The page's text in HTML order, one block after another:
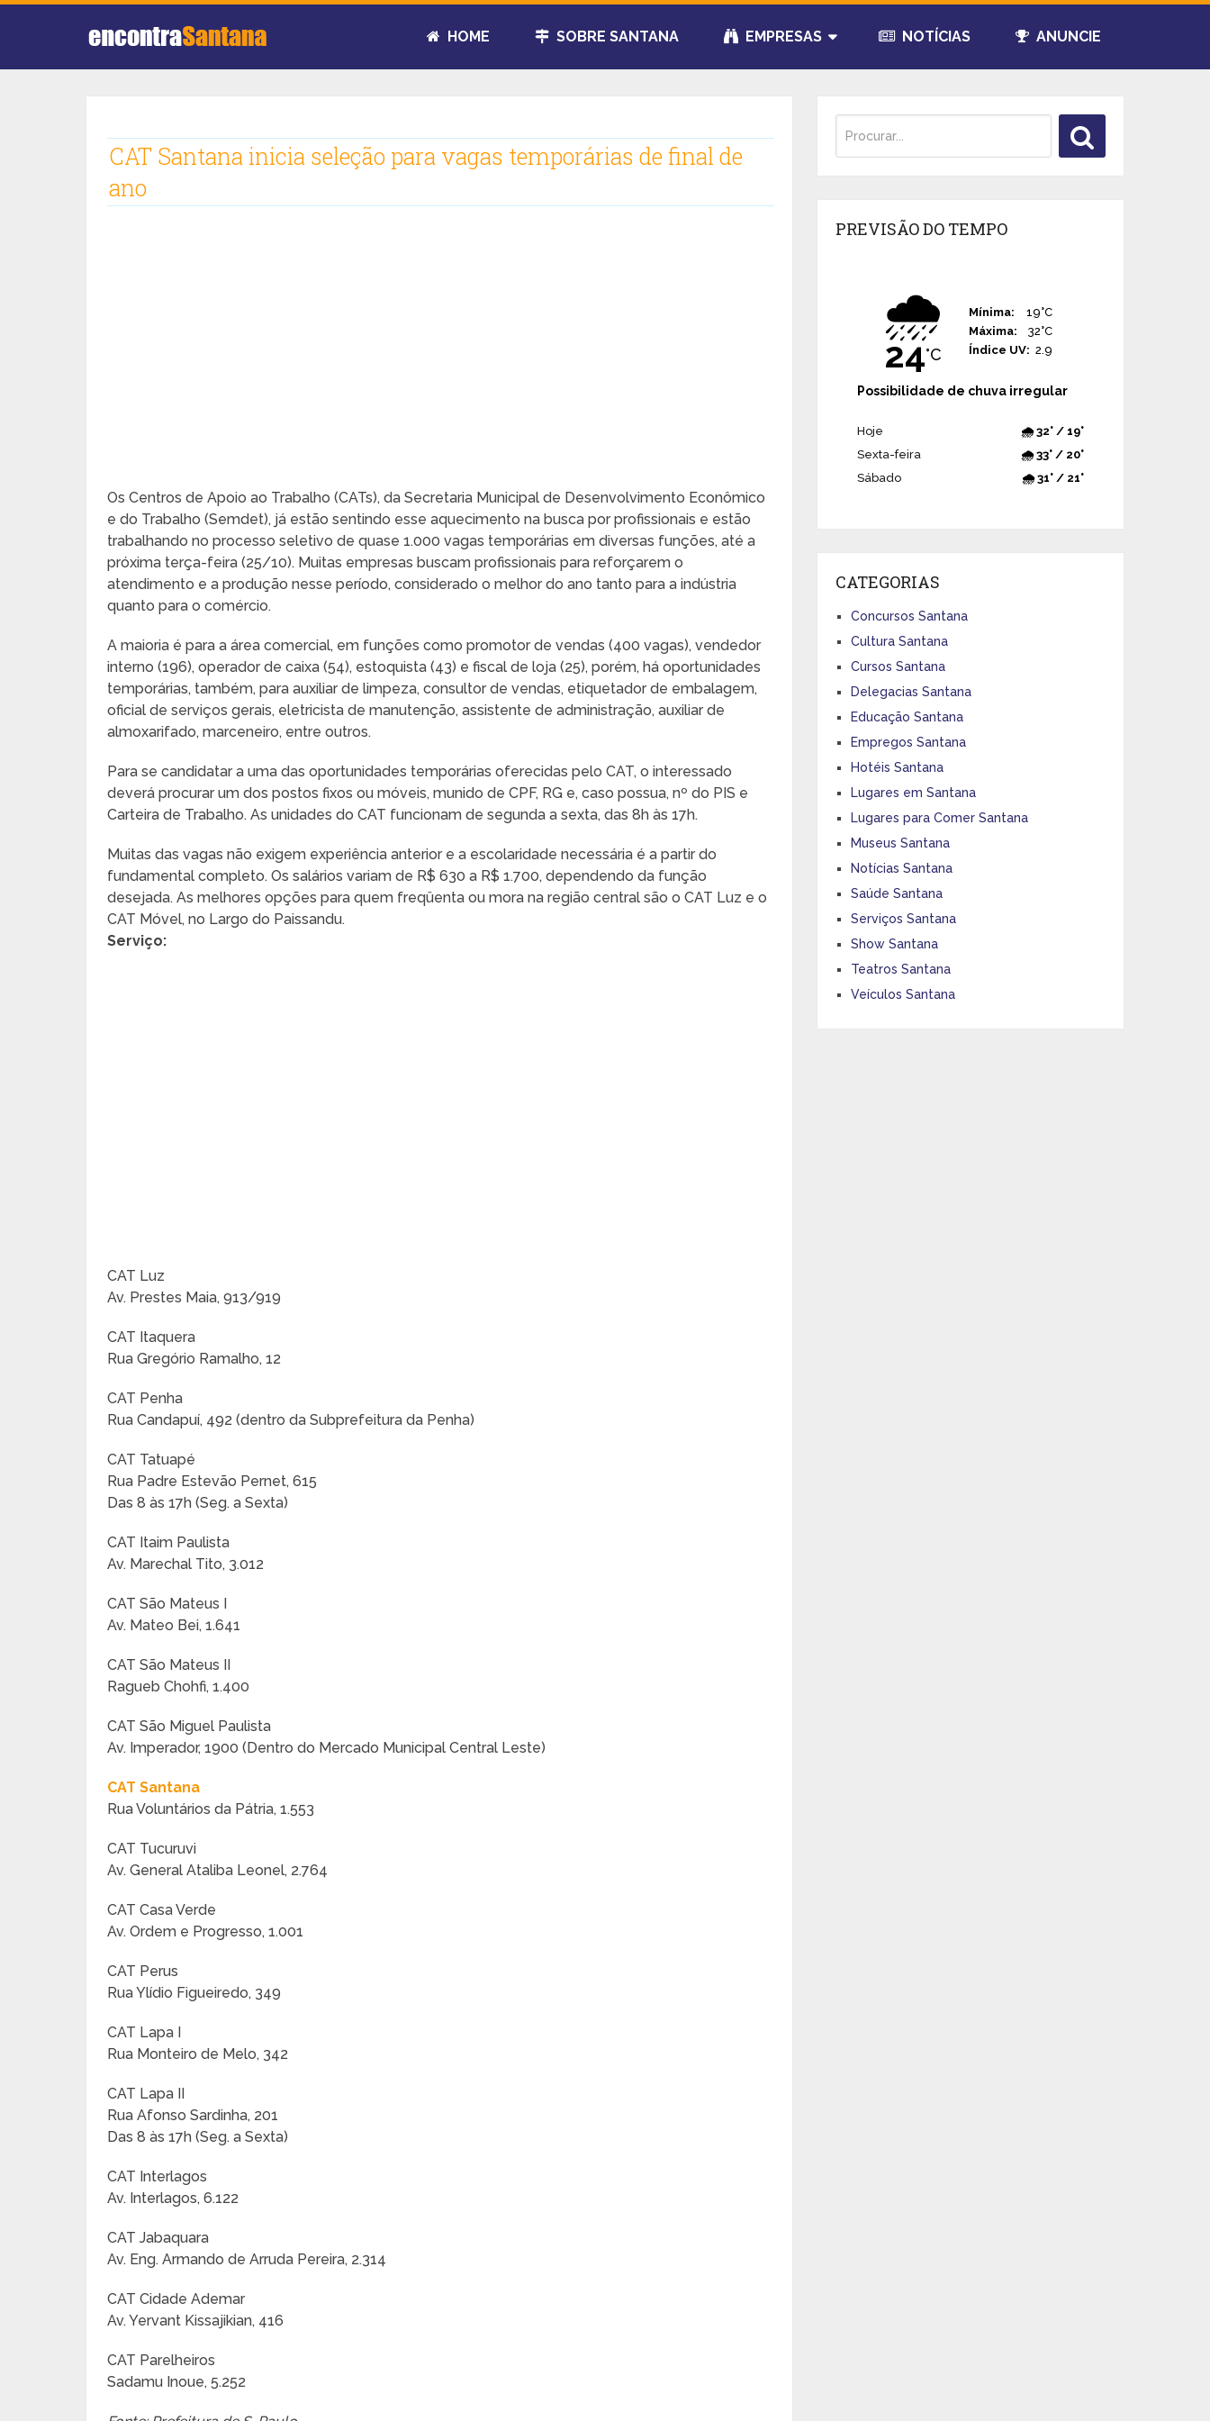
HOME SOBRE SANTANA EMPRESAS NOTÍCIAS ANUNCIE
CAT Santana inicia seleção para vagas temporárias de final de
ano
Os Centros de Apoio ao Trabalho (CATs), da Secretaria Municipal de Desenvolvimento Econômico
e do Trabalho (Semdet), já estão sentindo esse aquecimento na busca por profissionais e estão
trabalhando no processo seletivo de quase 1.000 vagas temporárias em diversas funções, até a
próxima terça-feira (25/10). Muitas empresas buscam profissionais para reforçarem o
atendimento e a produção nesse período, considerado o melhor do ano tanto para a indústria
quanto para o comércio.
A maioria é para a área comercial, em funções como promotor de vendas (400 vagas), vendedor
interno (196), operador de caixa (54), estoquista (43) e fiscal de loja (25), porém, há oportunidades
temporárias, também, para auxiliar de limpeza, consultor de vendas, etiquetador de embalagem,
oficial de serviços gerais, eletricista de manutenção, assistente de administração, auxiliar de
almoxarifado, marceneiro, entre outros.
Para se candidatar a uma das oportunidades temporárias oferecidas pelo CAT, o interessado
deverá procurar um dos postos fixos ou móveis, munido de CPF, RG e, caso possua, nº do PIS e
Carteira de Trabalho. As unidades do CAT funcionam de segunda a sexta, das 8h às 17h.
Muitas das vagas não exigem experiência anterior e a escolaridade necessária é a partir do
fundamental completo. Os salários variam de R$ 630 a R$ 1.700, dependendo da função
desejada. As melhores opções para quem freqüenta ou mora na região central são o CAT Luz e o
CAT Móvel, no Largo do Paissandu.
Serviço:
CAT Luz
Av. Prestes Maia, 913/919
CAT Itaquera
Rua Gregório Ramalho, 12
CAT Penha
Rua Candapuí, 492 (dentro da Subprefeitura da Penha)
CAT Tatuapé
Rua Padre Estevão Pernet, 615
Das 8 às 17h (Seg. a Sexta)
CAT Itaim Paulista
Av. Marechal Tito, 3.012
CAT São Mateus I
Av. Mateo Bei, 1.641
CAT São Mateus II
Ragueb Chohfi, 1.400
CAT São Miguel Paulista
Av. Imperador, 1900 (Dentro do Mercado Municipal Central Leste)
CAT Santana
Rua Voluntários da Pátria, 1.553
CAT Tucuruvi
Av. General Ataliba Leonel, 2.764
CAT Casa Verde
Av. Ordem e Progresso, 1.001
CAT Perus
Rua Ylídio Figueiredo, 349
CAT Lapa I
Rua Monteiro de Melo, 342
CAT Lapa II
Rua Afonso Sardinha, 201
Das 8 às 17h (Seg. a Sexta)
CAT Interlagos
Av. Interlagos, 6.122
CAT Jabaquara
Av. Eng. Armando de Arruda Pereira, 2.314
CAT Cidade Ademar
Av. Yervant Kissajikian, 416
CAT Parelheiros
Sadamu Inoue, 5.252
PREVISÃO DO TEMPO
🌧️
24°C
Mínima:
19°C
Máxima:
32°C
Índice UV: 2.9
Possibilidade de chuva irregular
Hoje
🌧️ 32° / 19°
Sexta-feira
🌧️ 33° / 20°
Sábado
🌧️ 31° / 21°
CATEGORIAS
Concursos Santana
Cultura Santana
Cursos Santana
Delegacias Santana
Educação Santana
Empregos Santana
Hotéis Santana
Lugares em Santana
Lugares para Comer Santana
Museus Santana
Notícias Santana
Saúde Santana
Serviços Santana
Show Santana
Teatros Santana
Veículos Santana